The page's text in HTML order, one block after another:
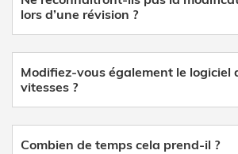
lors d’une révision ?
Modifiez-vous également le logiciel
vitesses ?
Combien de temps cela prend-il ?